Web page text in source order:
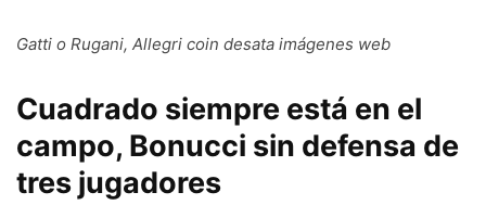
Gatti o Rugani, Allegri coin desata imágenes web
Cuadrado siempre está en el
campo, Bonucci sin defensa de
tres jugadores